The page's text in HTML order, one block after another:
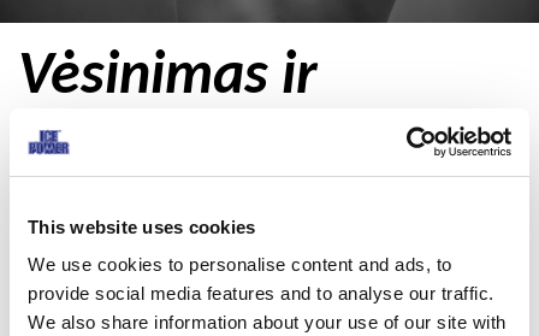
This website uses cookies
We use cookies to personalise content and ads, to
provide social media features and to analyse our traffic.
We also share information about your use of our site with
Vėsinimas ir
šaldymas – tai du
skirtingi poveikiai
Šaldymas: Ledas ir šaldomieji kompresai